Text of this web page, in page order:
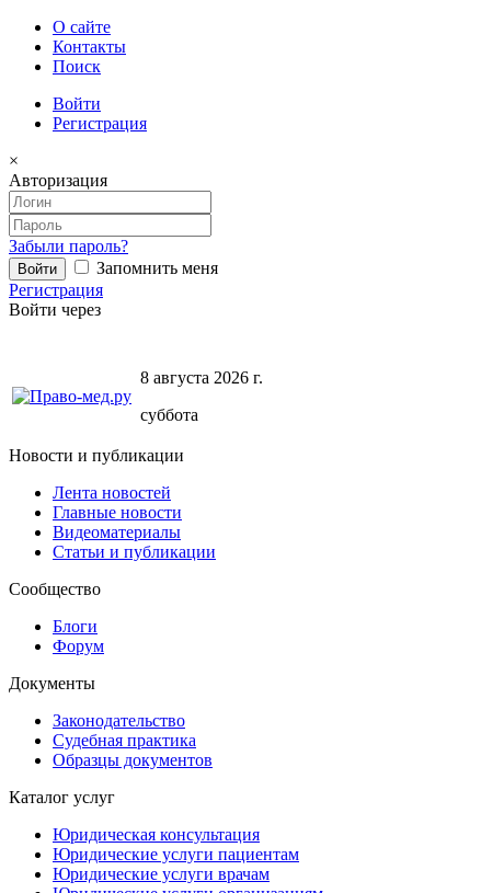
О сайте
Контакты
Поиск
Войти
Регистрация
×
Авторизация
Забыли пароль?
Запомнить меня
Регистрация
Войти через
8 августа 2026 г.
суббота
Новости и публикации
Лента новостей
Главные новости
Видеоматериалы
Статьи и публикации
Сообщество
Блоги
Форум
Документы
Законодательство
Судебная практика
Образцы документов
Каталог услуг
Юридическая консультация
Юридические услуги пациентам
Юридические услуги врачам